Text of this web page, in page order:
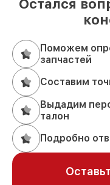
Остался
Поможем
запчастей
Составим
Выдадим
талон
Подробно